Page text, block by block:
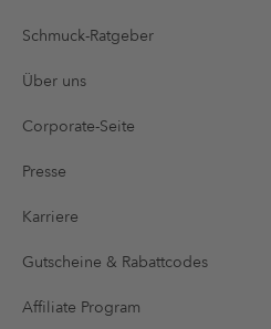
Schmuck-Ratgeber
Über uns
Corporate-Seite
Presse
Karriere
Gutscheine & Rabattcodes
Affiliate Program